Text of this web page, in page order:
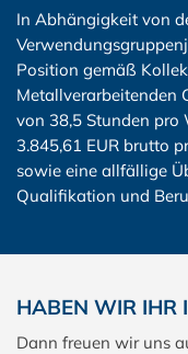
In Abhängigkeit von
Position gemäß
Metallverarbeitenden
von 38,5 Stunden pro
3.845,61 EUR brutto
sowie eine allfällige
Qualifikation und
HABEN WIR IHR
Dann freuen wir uns